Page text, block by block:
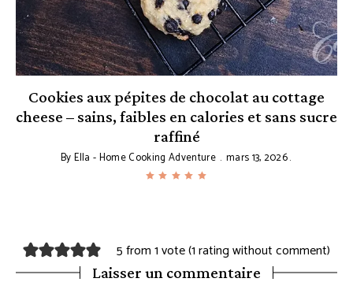
Cookies aux pépites de chocolat au cottage
cheese – sains, faibles en calories et sans sucre
raffiné
ByElla - Home Cooking Adventure mars 13, 2026
5 from 1 vote (1 rating without comment)
Laisser un commentaire